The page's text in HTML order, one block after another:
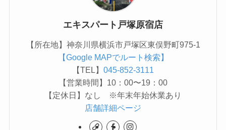
エキスパート戸塚原宿店
【所在地】神奈川県横浜市戸塚区東俣野町975-1
【Google MAPでルート検索】
【TEL】 045-852-3111
【営業時間】10：00〜19：00
【定休日】なし ※年末年始休業あり
店舗詳細ページ